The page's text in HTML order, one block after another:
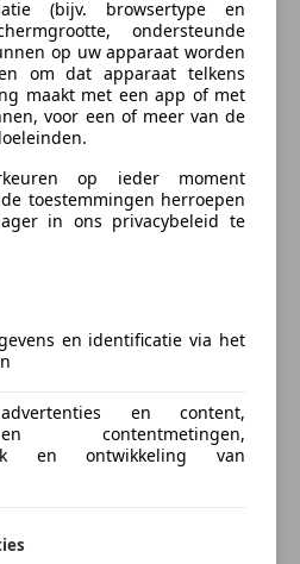
deze hoort natuurlijk ook
Autopas. Al
even een proefrit voor de
en we zetten deze cabrio
inzage t.w.v. € 22.500,-
lease!
€ 279,- p/m
offerte aan
de
nu
(bijv. browsertype en
ondersteunde
op uw apparaat worden
om dat apparaat telkens
maakt met een app of met
voor een of meer van de
op ieder moment
toestemmingen herroepen
in ons privacybeleid te
en identificatie via het
advertenties en content,
contentmetingen,
en ontwikkeling van